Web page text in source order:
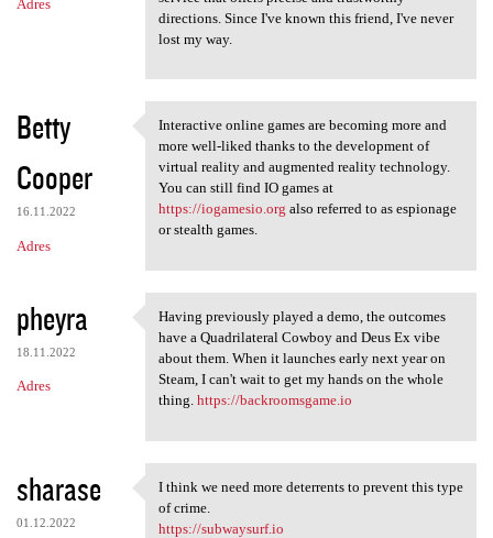
Adres
directions. Since I've known this friend, I've never
lost my way.
Betty
Cooper
16.11.2022
Adres
Interactive online games are
Interactive online games are becoming more and
more well-liked thanks to the development of
virtual reality and augmented reality technology.
You can still find IO games at
https://iogamesio.org also referred to as espionage
or stealth games.
pheyra
18.11.2022
Adres
Having previously played a
Having previously played a demo, the outcomes
have a Quadrilateral Cowboy and Deus Ex vibe
about them. When it launches early next year on
Steam, I can't wait to get my hands on the whole
thing. https://backroomsgame.io
sharase
01.12.2022
I think we need more
I think we need more deterrents to prevent this type
of crime.
https://subwaysurf.io